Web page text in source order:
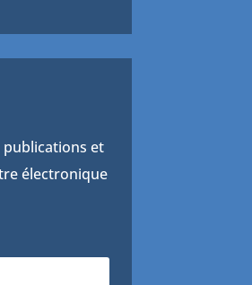
publications et
électronique